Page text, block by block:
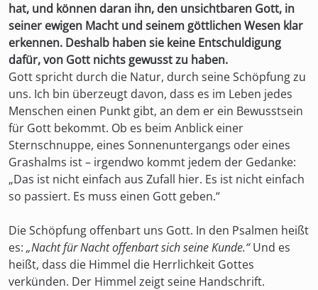
hat, und können daran ihn, den unsichtbaren Gott, in
seiner ewigen Macht und seinem göttlichen Wesen klar
erkennen. Deshalb haben sie keine Entschuldigung
dafür, von Gott nichts gewusst zu haben.
Gott spricht durch die Natur, durch seine Schöpfung zu
uns. Ich bin überzeugt davon, dass es im Leben jedes
Menschen einen Punkt gibt, an dem er ein Bewusstsein
für Gott bekommt. Ob es beim Anblick einer
Sternschnuppe, eines Sonnenuntergangs oder eines
Grashalms ist – irgendwo kommt jedem der Gedanke:
„Das ist nicht einfach aus Zufall hier. Es ist nicht einfach
so passiert. Es muss einen Gott geben.“
Die Schöpfung offenbart uns Gott. In den Psalmen heißt
es: „Nacht für Nacht offenbart sich seine Kunde.“Und es
heißt, dass die Himmel die Herrlichkeit Gottes
verkünden. Der Himmel zeigt seine Handschrift.